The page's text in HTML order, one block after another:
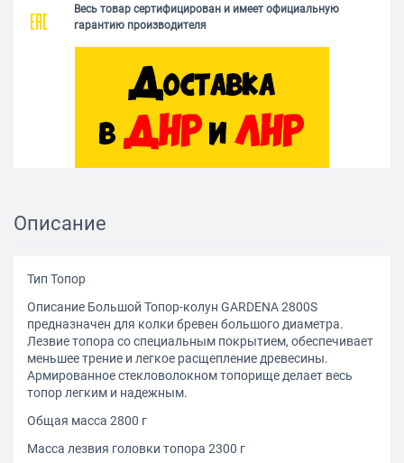
Весь товар сертифицирован и имеет официальную
гарантию производителя
Описание
Тип Топор
Описание Большой Топор-колун GARDENA 2800S
предназначен для колки бревен большого диаметра.
Лезвие топора со специальным покрытием, обеспечивает
меньшее трение и легкое расщепление древесины.
Армированное стекловолокном топорище делает весь
топор легким и надежным.
Общая масса 2800 г
Масса лезвия головки топора 2300 г